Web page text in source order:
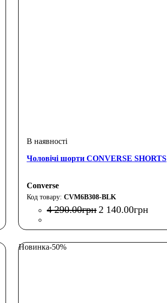
Чоловічі шорти CONVERSE SHORTS
Converse
CVM6B308-BLK
4 290.00грн 2 140.00грн
Новинка-50%